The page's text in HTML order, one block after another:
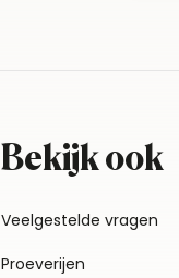
Bekijk ook
Veelgestelde vragen
Proeverijen